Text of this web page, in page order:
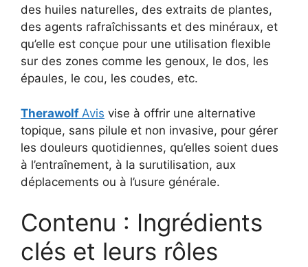
des huiles naturelles, des extraits de plantes,
des agents rafraîchissants et des minéraux, et
qu’elle est conçue pour une utilisation flexible
sur des zones comme les genoux, le dos, les
épaules, le cou, les coudes, etc.
Therawolf Avis vise à offrir une alternative
topique, sans pilule et non invasive, pour gérer
les douleurs quotidiennes, qu’elles soient dues
à l’entraînement, à la surutilisation, aux
déplacements ou à l’usure générale.
Contenu : Ingrédients
clés et leurs rôles